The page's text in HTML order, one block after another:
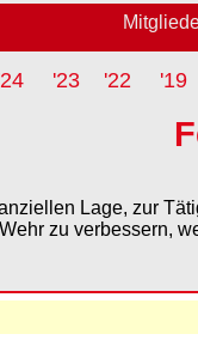
'23 '22 '19
Lage, zur
zu verbessern,